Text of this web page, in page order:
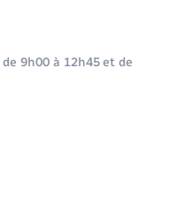
9h00 à 12h45 et de